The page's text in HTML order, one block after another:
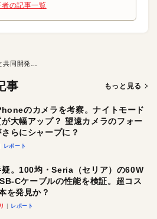
者の記事一覧
事 もっと見る
のカメラを考察。ナイトモード
大幅アップ？ 望遠カメラのフォー
らにシャープに？
レポート
疑。100均・Seria（セリア）の60W
Cケーブルの性能を検証。超コス
を発見か？
レポート